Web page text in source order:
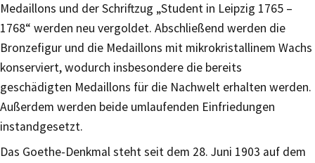
Medaillons und der Schriftzug „Student in Leipzig 1765 –
1768“ werden neu vergoldet. Abschließend werden die
Bronzefigur und die Medaillons mit mikrokristallinem Wachs
konserviert, wodurch insbesondere die bereits
geschädigten Medaillons für die Nachwelt erhalten werden.
Außerdem werden beide umlaufenden Einfriedungen
instandgesetzt.
Das Goethe-Denkmal steht seit dem 28. Juni 1903 auf dem